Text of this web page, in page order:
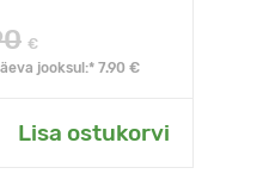
€
jooksul:* 7.90 €
Lisa ostukorvi